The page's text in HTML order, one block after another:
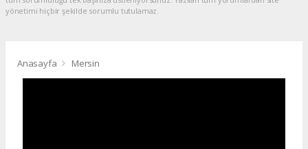
yönetimi hiçbir şekilde sorumlu tutulamaz.
Anasayfa Mersin